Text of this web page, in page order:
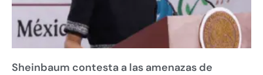
Sheinbaum contesta a las amenazas de